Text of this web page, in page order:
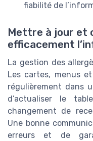
fiabilité de
Mettre à jour et
efficacement
La gestion des
Les cartes, menus
régulièrement dans
d’actualiser le
changement de
Une bonne
erreurs et de